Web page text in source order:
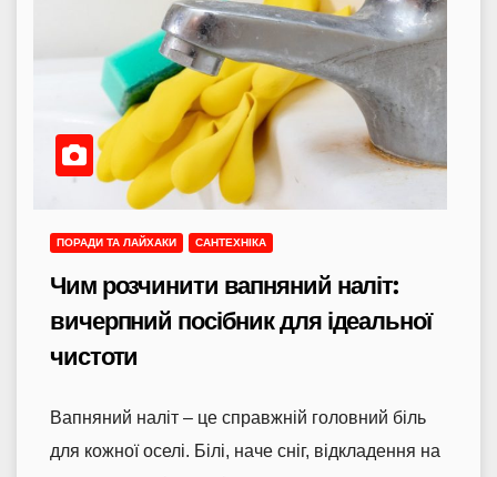
ПОРАДИ ТА ЛАЙХАКИ САНТЕХНІКА
Чим розчинити вапняний наліт:
вичерпний посібник для ідеальної
чистоти
Вапняний наліт – це справжній головний біль
для кожної оселі. Білі, наче сніг, відкладення на